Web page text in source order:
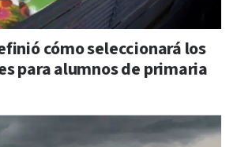
cómo seleccionará los
para alumnos de primaria